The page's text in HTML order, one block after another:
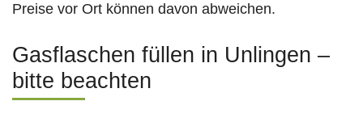
Preise vor Ort können davon abweichen.
Gasflaschen füllen in Unlingen –
bitte beachten